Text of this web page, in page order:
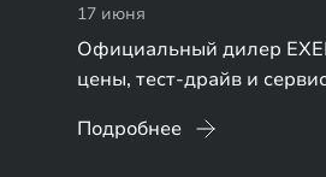
17 июня
Официальный дилер
цены, тест-драйв и
Подробнее